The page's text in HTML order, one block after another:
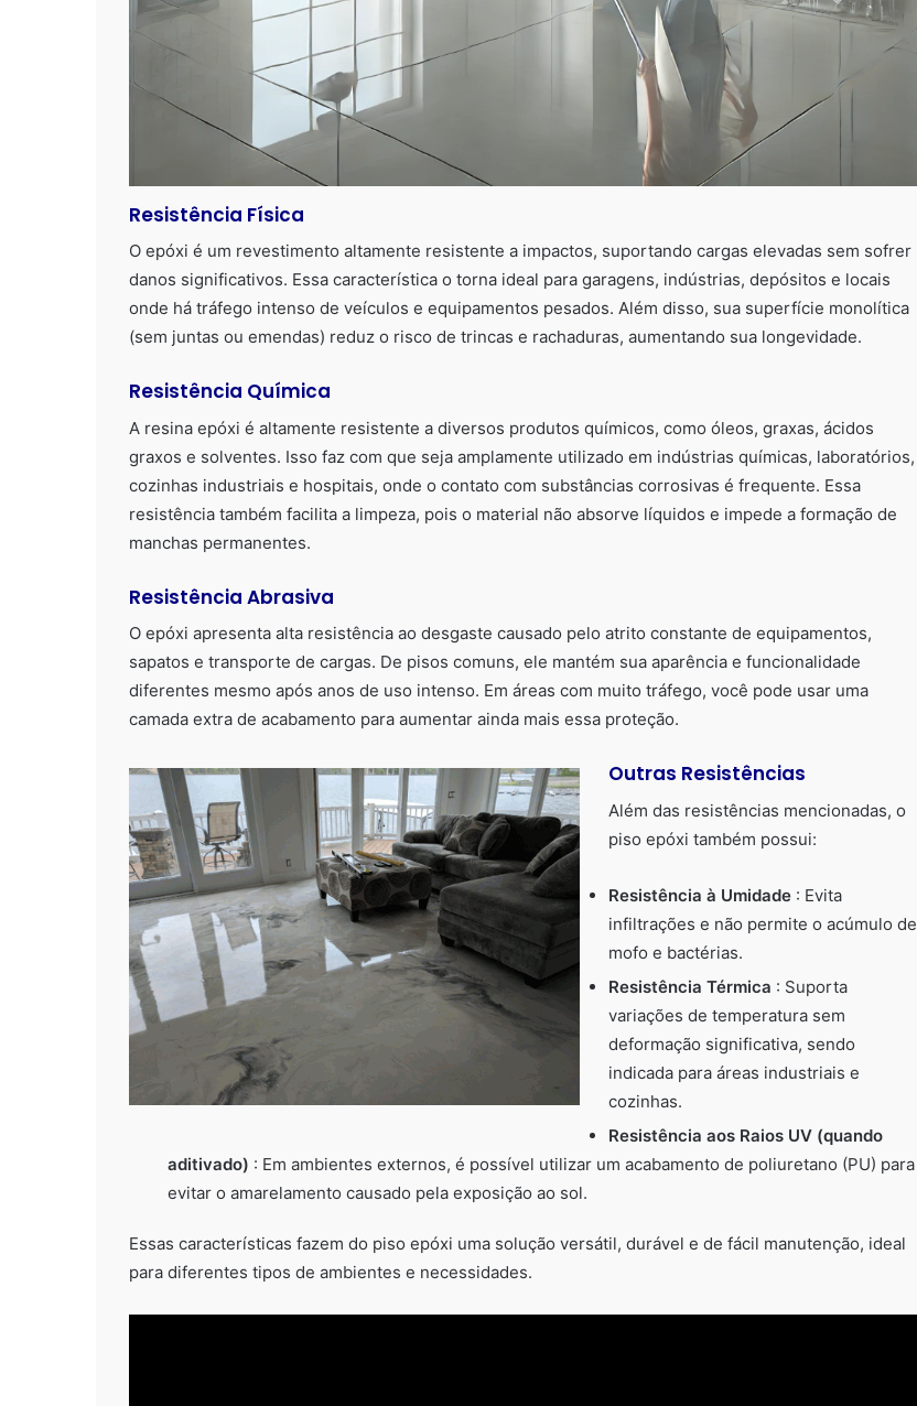
Resistência Física
O epóxi é um revestimento altamente resistente a impactos, suportando cargas elevadas sem sofrer
danos significativos. Essa característica o torna ideal para garagens, indústrias, depósitos e locais
onde há tráfego intenso de veículos e equipamentos pesados. Além disso, sua superfície monolítica
(sem juntas ou emendas) reduz o risco de trincas e rachaduras, aumentando sua longevidade.
Resistência Química
A resina epóxi é altamente resistente a diversos produtos químicos, como óleos, graxas, ácidos
graxos e solventes. Isso faz com que seja amplamente utilizado em indústrias químicas, laboratórios,
cozinhas industriais e hospitais, onde o contato com substâncias corrosivas é frequente. Essa
resistência também facilita a limpeza, pois o material não absorve líquidos e impede a formação de
manchas permanentes.
Resistência Abrasiva
O epóxi apresenta alta resistência ao desgaste causado pelo atrito constante de equipamentos,
sapatos e transporte de cargas. De pisos comuns, ele mantém sua aparência e funcionalidade
diferentes mesmo após anos de uso intenso. Em áreas com muito tráfego, você pode usar uma
camada extra de acabamento para aumentar ainda mais essa proteção.
Outras Resistências
Além das resistências mencionadas, o
piso epóxi também possui:
Resistência à Umidade : Evita
infiltrações e não permite o acúmulo de
mofo e bactérias.
Resistência Térmica : Suporta
variações de temperatura sem
deformação significativa, sendo
indicada para áreas industriais e
cozinhas.
Resistência aos Raios UV (quando
aditivado) : Em ambientes externos, é possível utilizar um acabamento de poliuretano (PU) para
evitar o amarelamento causado pela exposição ao sol.
Essas características fazem do piso epóxi uma solução versátil, durável e de fácil manutenção, ideal
para diferentes tipos de ambientes e necessidades.